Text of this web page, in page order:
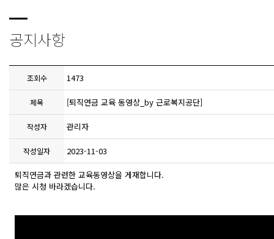
공지사항
조회수 1473
제목 [퇴직연금 교육 동영상_by 근로복지공단]
작성자 관리자
작성일자 2023-11-03
퇴직연금과 관련한 교육동영상을 게재합니다.
많은 시청 바라겠습니다.